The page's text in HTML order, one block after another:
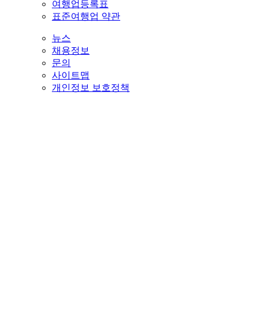
여행업등록표
표준여행업 약관
뉴스
채용정보
문의
사이트맵
개인정보 보호정책